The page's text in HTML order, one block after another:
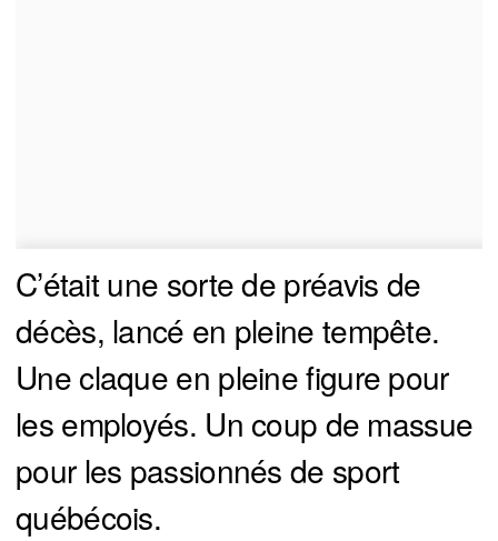
C’était une sorte de préavis de
décès, lancé en pleine tempête.
Une claque en pleine figure pour
les employés. Un coup de massue
pour les passionnés de sport
québécois.